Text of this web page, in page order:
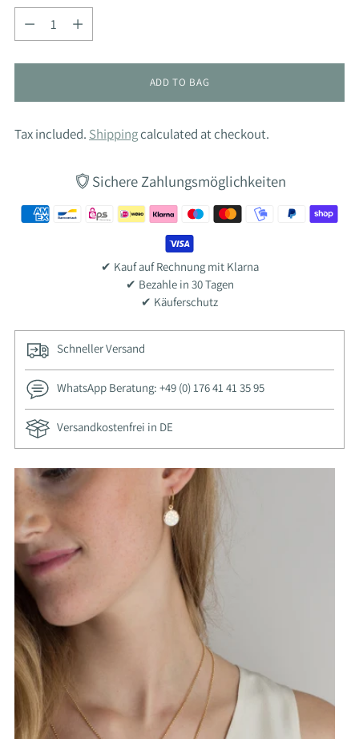
Quantity
ADD TO BAG
Tax included. Shippingcalculated at checkout.
Sichere Zahlungsmöglichkeiten
✔ Kauf auf Rechnung mit Klarna
✔ Bezahle in 30 Tagen
✔ Käuferschutz
Schneller Versand
WhatsApp Beratung: +49 (0) 176 41 41 35 95
Versandkostenfrei in DE
Adding
product
your
cart